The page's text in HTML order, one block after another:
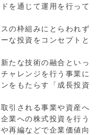
を通じて運用を行って
の枠組みにとらわれず
な投資をコンセプトと
たな技術の融合といっ
ャレンジを行う事業に
をもたらす「成長投資
引される事業や資産へ
業への株式投資を行う
再編などで企業価値向